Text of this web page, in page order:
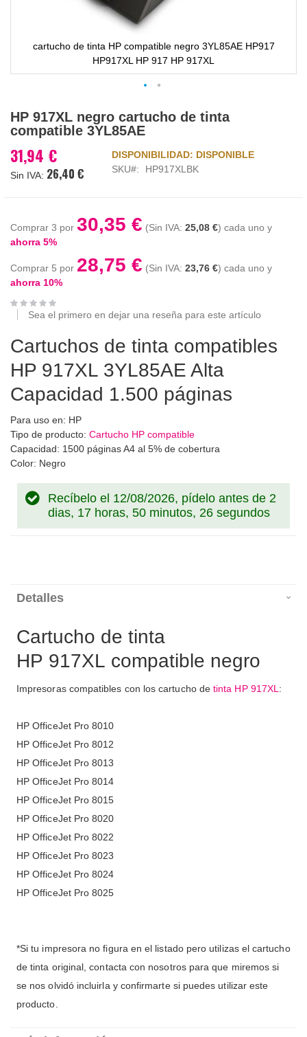
cartucho de tinta HP compatible negro 3YL85AE HP917
HP917XL HP 917 HP 917XL
al
comienzo
la
galería
HP 917XL negro cartucho de tinta
compatible 3YL85AE
31,94 €
26,40 €
DISPONIBILIDAD: DISPONIBLE
SKU
HP917XLBK
Comprar 3 por 30,35 € 25,08 € cada uno y
ahorra 5%
Comprar 5 por 28,75 € 23,76 € cada uno y
ahorra 10%
Sea el primero en dejar una reseña para este artículo
Cartuchos de tinta compatibles
HP 917XL 3YL85AE Alta
Capacidad 1.500 páginas
Para uso en: HP
Tipo de producto: Cartucho HP compatible
Capacidad: 1500 páginas A4 al 5% de cobertura
Color: Negro
Recíbelo el 12/08/2026, pídelo antes de 2
dias, 17 horas, 50 minutos, 26 segundos
Detalles
Cartucho de tinta
HP 917XL compatible negro
Impresoras compatibles con los cartucho detinta HP 917XL:
HP OfficeJet Pro 8010
HP OfficeJet Pro 8012
HP OfficeJet Pro 8013
HP OfficeJet Pro 8014
HP OfficeJet Pro 8015
HP OfficeJet Pro 8020
HP OfficeJet Pro 8022
HP OfficeJet Pro 8023
HP OfficeJet Pro 8024
HP OfficeJet Pro 8025
*Si tu impresora no figura en el listado pero utilizas el cartucho
de tinta original, contacta con nosotros para que miremos si
se nos olvidó incluirla y confirmarte si puedes utilizar este
producto.